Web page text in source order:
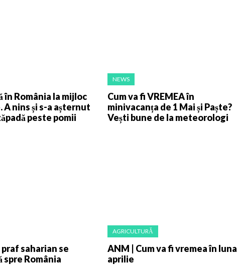
în România la mijloc
A nins și s-a așternut
peste pomii
NEWS
Cum va fi VREMEA în
minivacanța de 1 Mai și Paște?
Vești bune de la meteorologi
praf saharian se
România
AGRICULTURĂ
ANM | Cum va fi vremea în luna
aprilie